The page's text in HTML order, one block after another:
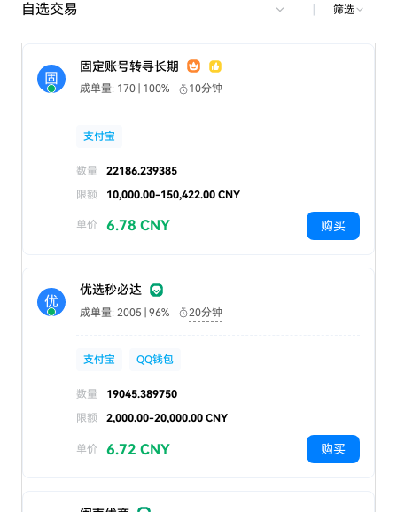
自选交易 | 筛选
固
固定账号转寻长期
成单量: 170 | 100% 10分钟
支付宝
数量
22186.239385
限额
10,000.00-150,422.00 CNY
单价 6.78 CNY 购买
优
优选秒必达
成单量: 2005 | 96% 20分钟
支付宝 QQ钱包
数量
19045.389750
限额
2,000.00-20,000.00 CNY
单价 6.72 CNY 购买